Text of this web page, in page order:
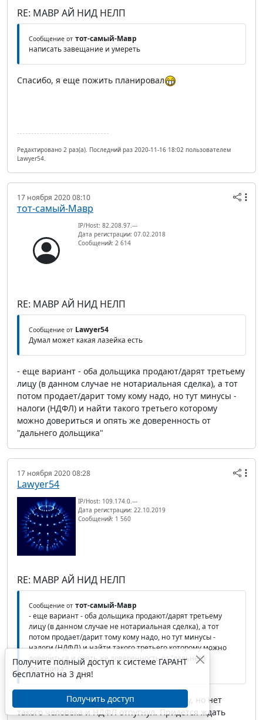
RE: МАВР АЙ НИД НЕЛП
Сообщение от тот-самый-Мавр
написать завещание и умереть
Спасибо, я еще пожить планировал
Редактировано 2 раз(а). Последний раз 2020-11-16 18:02 пользователем
Lawyer54.
17 ноября 2020 08:10
тот-самый-Мавр
IP/Host: 82.208.97.---
Дата регистрации: 07.02.2018
Сообщений: 2 614
RE: МАВР АЙ НИД НЕЛП
Сообщение от Lawyer54
Думал может какая лазейка есть
- еще вариант - оба дольщика продают/дарят третьему
лицу (в данном случае не нотариальная сделка), а тот
потом продает/дарит тому кому надо, но тут минусы -
налоги (НДФЛ) и найти такого третьего которому
можно довериться и опять же доверенность от
"дальнего дольщика"
17 ноября 2020 08:28
Lawyer54
IP/Host: 109.174.0.---
Дата регистрации: 22.10.2019
Сообщений: 1 560
RE: МАВР АЙ НИД НЕЛП
Сообщение от тот-самый-Мавр
- еще вариант - оба дольщика продают/дарят третьему
лицу (в данном случае не нотариальная сделка), а тот
потом продает/дарит тому кому надо, но тут минусы -
налоги (НДФЛ) и найти такого третьего которому можно
довериться и опять же доверенность от "дальнего
дольщика"
Да, такой вариант тоже приходил в голову, но нет
такого человека и НДФЛ отпугнул. Придется ждать
Получите полный доступ к системе ГАРАНТ
бесплатно на 3 дня!
Получить доступ